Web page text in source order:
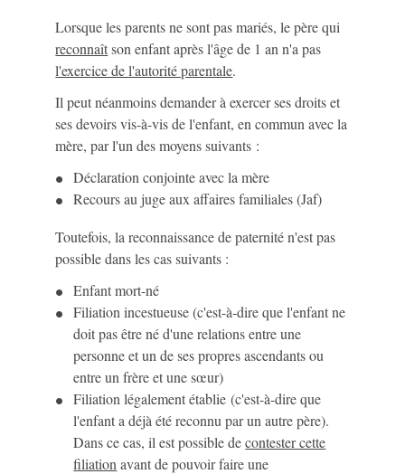
Lorsque les parents ne sont pas mariés, le père qui
reconnaîtson enfant après l'âge de 1 an n'a pas
l'exercice de l'autorité parentale.
Il peut néanmoins demander à exercer ses droits et
ses devoirs vis-à-vis de l'enfant, en commun avec la
mère, par l'un des moyens suivants :
Déclaration conjointe avec la mère
Recours au juge aux affaires familiales (Jaf)
Toutefois, la reconnaissance de paternité n'est pas
possibledans les cas suivants :
Enfant mort-né
Filiation incestueuse (c'est-à-dire que l'enfant ne
doit pas être né d'une relations entre une
personne et un de ses propres ascendants ou
entre un frère et une sœur)
Filiation légalement établie (c'est-à-dire que
l'enfant a déjà été reconnu par un autre père).
Dans ce cas, il est possible decontester cette
filiation avant de pouvoir faire une